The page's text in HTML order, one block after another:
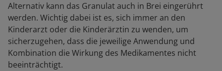
Alternativ kann das Granulat auch in Brei eingerührt
werden. Wichtig dabei ist es, sich immer an den
Kinderarzt oder die Kinderärztin zu wenden, um
sicherzugehen, dass die jeweilige Anwendung und
Kombination die Wirkung des Medikamentes nicht
beeinträchtigt.